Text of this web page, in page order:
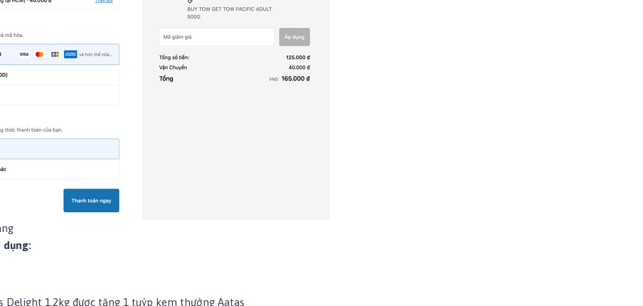
dụng:
Delight 1.2kg được tặng 1 tuýp kem thưởng Aatas